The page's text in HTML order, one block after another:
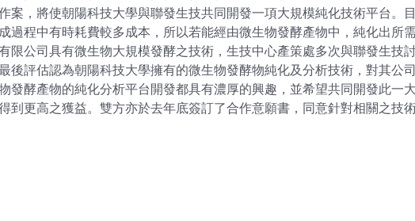
案，將使朝陽科技大學與聯發生技共同開發一項大規模純化技術平台。
過程中有時耗費較多成本，所以若能經由微生物發酵產物中，純化出所
限公司具有微生物大規模發酵之技術，生技中心產策處多次與聯發生技
後評估認為朝陽科技大學擁有的微生物發酵物純化及分析技術，對其公
發酵產物的純化分析平台開發都具有濃厚的興趣，並希望共同開發此一
到更高之獲益。雙方亦於去年底簽訂了合作意願書，同意針對相關之技